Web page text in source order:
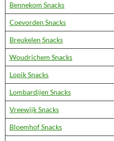
Bennekom Snacks
Coevorden Snacks
Breukelen Snacks
Woudrichem Snacks
Lopik Snacks
Lombardijen Snacks
Vreewijk Snacks
Bloemhof Snacks